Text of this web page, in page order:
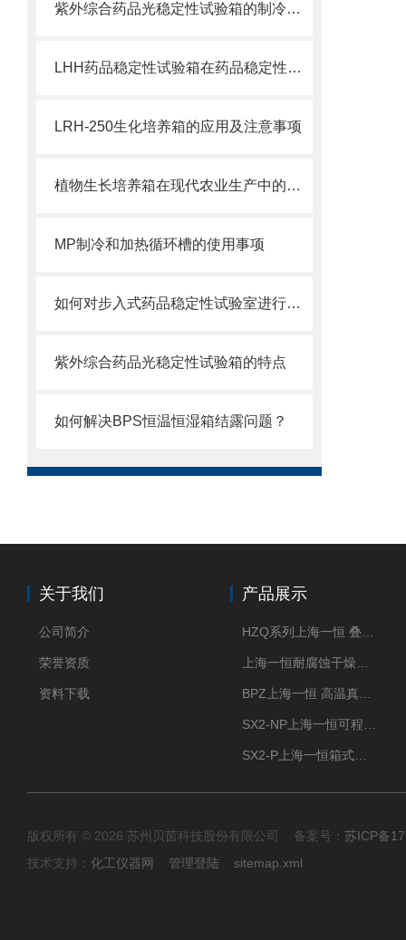
紫外综合药品光稳定性试验箱的制冷配置和安全系统
LHH药品稳定性试验箱在药品稳定性测试方面起到非常重要的作用
LRH-250生化培养箱的应用及注意事项
植物生长培养箱在现代农业生产中的应用分析
MP制冷和加热循环槽的使用事项
如何对步入式药品稳定性试验室进行维护和保养？
紫外综合药品光稳定性试验箱的特点
如何解决BPS恒温恒湿箱结露问题？
关于我们
公司简介
荣誉资质
资料下载
产品展示
版权所有 © 2026 苏州贝茵科技股份有限公司 备案号： 苏ICP备
技术支持： 化工仪器网 管理登陆 sitemap.xml